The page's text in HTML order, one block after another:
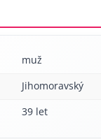
muž
Jihomoravský
39 let